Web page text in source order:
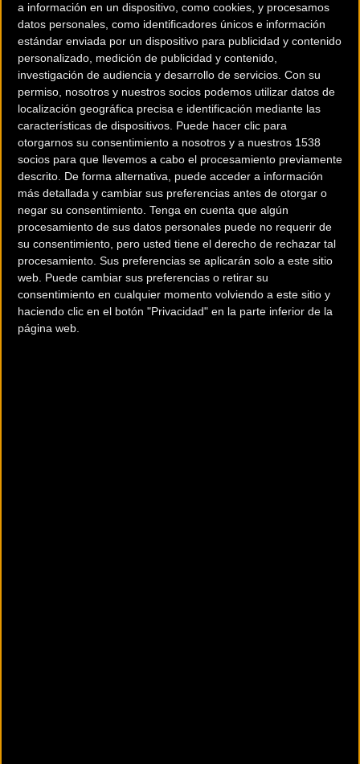
a información en un dispositivo, como cookies, y procesamos
datos personales, como identificadores únicos e información
estándar enviada por un dispositivo para publicidad y contenido
personalizado, medición de publicidad y contenido,
investigación de audiencia y desarrollo de servicios. Con su
permiso, nosotros y nuestros socios podemos utilizar datos de
localización geográfica precisa e identificación mediante las
características de dispositivos. Puede hacer clic para
otorgarnos su consentimiento a nosotros y a nuestros 1538
socios para que llevemos a cabo el procesamiento previamente
descrito. De forma alternativa, puede acceder a información
más detallada y cambiar sus preferencias antes de otorgar o
negar su consentimiento. Tenga en cuenta que algún
procesamiento de sus datos personales puede no requerir de
su consentimiento, pero usted tiene el derecho de rechazar tal
procesamiento. Sus preferencias se aplicarán solo a este sitio
web. Puede cambiar sus preferencias o retirar su
consentimiento en cualquier momento volviendo a este sitio y
haciendo clic en el botón "Privacidad" en la parte inferior de la
página web.
200 km
¿Eres el propietario de esta tienda? Descubre cómo
hacerte tienda
Premium para llegar a más clientes.
Comercios Bz Premium
ESCAPA BARCELONA NORD